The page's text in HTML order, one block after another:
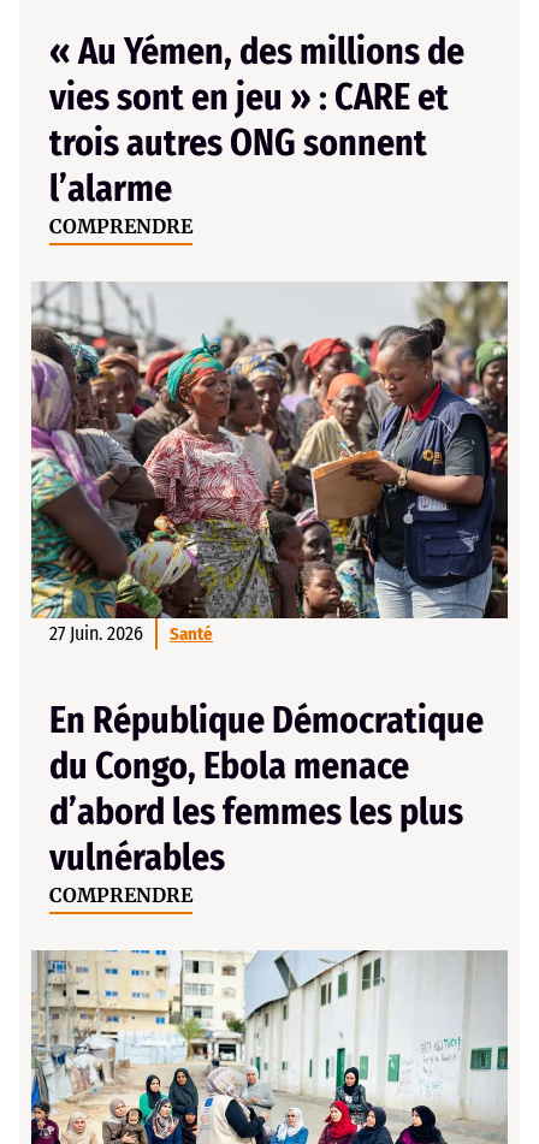
« Au Yémen, des millions de
vies sont en jeu » : CARE et
trois autres ONG sonnent
l’alarme
COMPRENDRE
27 Juin. 2026 Santé
En République Démocratique
du Congo, Ebola menace
d’abord les femmes les plus
vulnérables
COMPRENDRE